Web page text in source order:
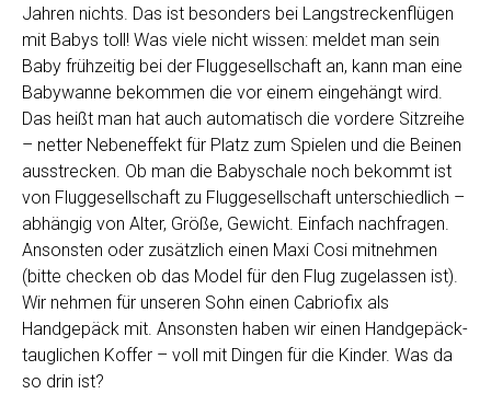
Jahren nichts. Das ist besonders bei Langstreckenflügen
mit Babys toll! Was viele nicht wissen: meldet man sein
Baby frühzeitig bei der Fluggesellschaft an, kann man eine
Babywanne bekommen die vor einem eingehängt wird.
Das heißt man hat auch automatisch die vordere Sitzreihe
– netter Nebeneffekt für Platz zum Spielen und die Beinen
ausstrecken. Ob man die Babyschale noch bekommt ist
von Fluggesellschaft zu Fluggesellschaft unterschiedlich –
abhängig von Alter, Größe, Gewicht. Einfach nachfragen.
Ansonsten oder zusätzlich einen Maxi Cosi mitnehmen
(bitte checken ob das Model für den Flug zugelassen ist).
Wir nehmen für unseren Sohn einen Cabriofix als
Handgepäck mit. Ansonsten haben wir einen Handgepäck-
tauglichen Koffer – voll mit Dingen für die Kinder. Was da
so drin ist?